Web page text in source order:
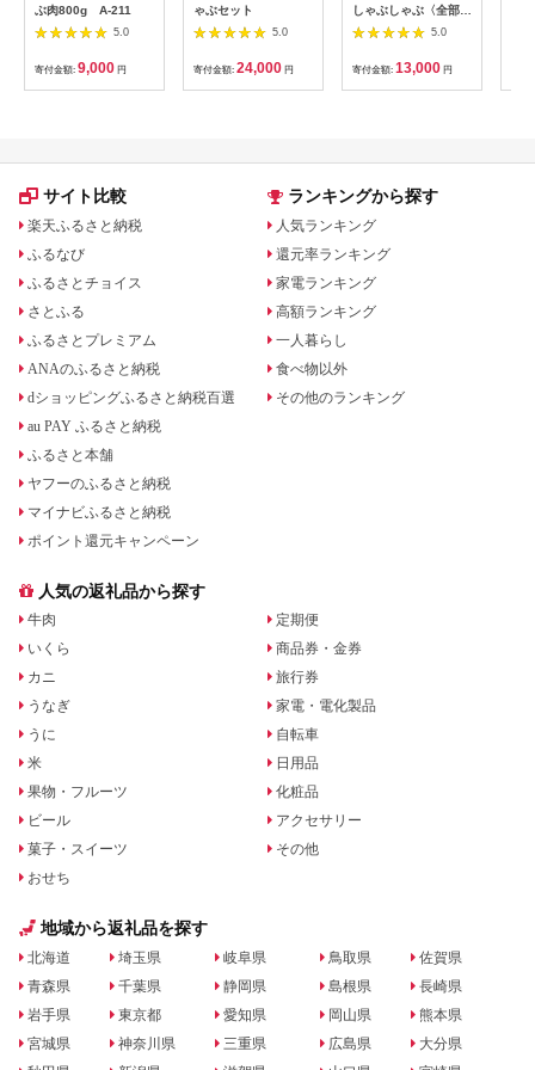
ぶ肉800g A-211
5.0
寄付金額: 9,000 円
ゃぶセット
5.0
寄付金額: 24,000 円
しゃぶしゃぶ〈全部真
空パック〉1.6kg_13-
5.0
寄付金額: 13,000 円
お
サイト比較
楽天ふるさと納税
ふるなび
ふるさとチョイス
さとふる
ふるさとプレミアム
ANAのふるさと納税
dショッピングふるさと納税百選
au PAY ふるさと納税
ふるさと本舗
ヤフーのふるさと納税
マイナビふるさと納税
ポイント還元キャンペーン
ランキングから探す
人気ランキング
還元率ランキング
家電ランキング
高額ランキング
一人暮らし
食べ物以外
その他のランキング
人気の返礼品から探す
牛肉
いくら
カニ
うなぎ
うに
米
果物・フルーツ
ビール
菓子・スイーツ
おせち
定期便
商品券・金券
旅行券
家電・電化製品
自転車
日用品
化粧品
アクセサリー
その他
地域から返礼品を探す
北海道
青森県
岩手県
宮城県
埼玉県
千葉県
東京都
神奈川県
岐阜県
静岡県
愛知県
三重県
鳥取県
島根県
岡山県
広島県
佐賀県
長崎県
熊本県
大分県